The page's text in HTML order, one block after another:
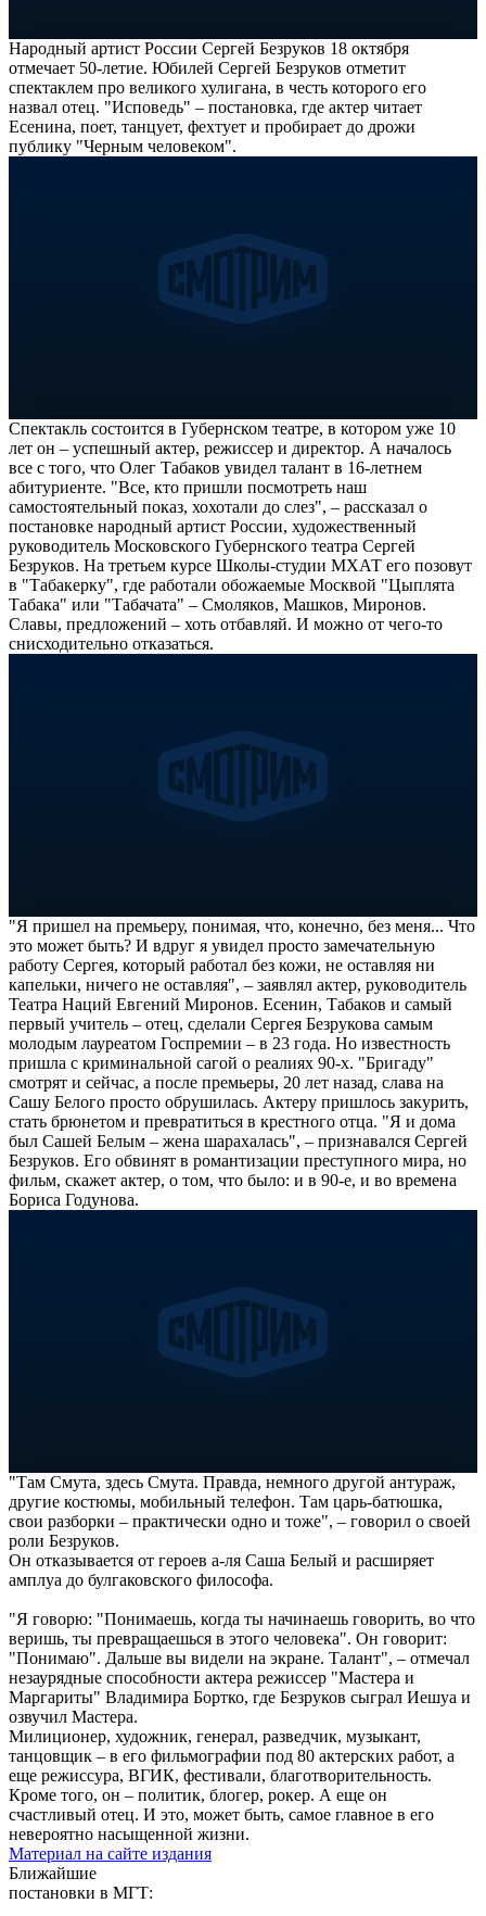
Народный артист России Сергей Безруков 18 октября
отмечает 50-летие. Юбилей Сергей Безруков отметит
спектаклем про великого хулигана, в честь которого его
назвал отец. "Исповедь" – постановка, где актер читает
Есенина, поет, танцует, фехтует и пробирает до дрожи
публику "Черным человеком".
Спектакль состоится в Губернском театре, в котором уже 10
лет он – успешный актер, режиссер и директор. А началось
все с того, что Олег Табаков увидел талант в 16-летнем
абитуриенте. "Все, кто пришли посмотреть наш
самостоятельный показ, хохотали до слез", – рассказал о
постановке народный артист России, художественный
руководитель Московского Губернского театра Сергей
Безруков. На третьем курсе Школы-студии МХАТ его позовут
в "Табакерку", где работали обожаемые Москвой "Цыплята
Табака" или "Табачата" – Смоляков, Машков, Миронов.
Славы, предложений – хоть отбавляй. И можно от чего-то
снисходительно отказаться.
"Я пришел на премьеру, понимая, что, конечно, без меня... Что
это может быть? И вдруг я увидел просто замечательную
работу Сергея, который работал без кожи, не оставляя ни
капельки, ничего не оставляя", – заявлял актер, руководитель
Театра Наций Евгений Миронов. Есенин, Табаков и самый
первый учитель – отец, сделали Сергея Безрукова самым
молодым лауреатом Госпремии – в 23 года. Но известность
пришла с криминальной сагой о реалиях 90-х. "Бригаду"
смотрят и сейчас, а после премьеры, 20 лет назад, слава на
Сашу Белого просто обрушилась. Актеру пришлось закурить,
стать брюнетом и превратиться в крестного отца. "Я и дома
был Сашей Белым – жена шарахалась", – признавался Сергей
Безруков. Его обвинят в романтизации преступного мира, но
фильм, скажет актер, о том, что было: и в 90-е, и во времена
Бориса Годунова.
"Там Смута, здесь Смута. Правда, немного другой антураж,
другие костюмы, мобильный телефон. Там царь-батюшка,
свои разборки – практически одно и тоже", – говорил о своей
роли Безруков.
Он отказывается от героев а-ля Саша Белый и расширяет
амплуа до булгаковского философа.
"Я говорю: "Понимаешь, когда ты начинаешь говорить, во что
веришь, ты превращаешься в этого человека". Он говорит:
"Понимаю". Дальше вы видели на экране. Талант", – отмечал
незаурядные способности актера режиссер "Мастера и
Маргариты" Владимира Бортко, где Безруков сыграл Иешуа и
озвучил Мастера.
Милиционер, художник, генерал, разведчик, музыкант,
танцовщик – в его фильмографии под 80 актерских работ, а
еще режиссура, ВГИК, фестивали, благотворительность.
Кроме того, он – политик, блогер, рокер. А еще он
счастливый отец. И это, может быть, самое главное в его
невероятно насыщенной жизни.
Материал на сайте издания
Ближайшие
постановки в МГТ: